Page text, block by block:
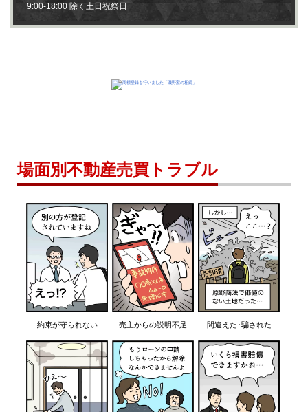
9:00-18:00 除く土日祝祭日
場面別不動産売買トラブル
約束が守られない 売主からの説明不足 間違えた･騙された